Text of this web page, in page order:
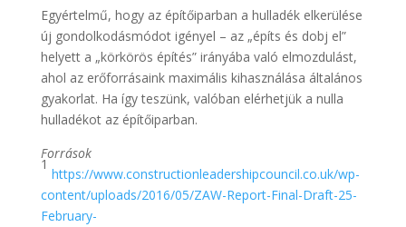
Egyértelmű, hogy az építőiparban a hulladék elkerülése
új gondolkodásmódot igényel – az „építs és dobj el”
helyett a „körkörös építés” irányába való elmozdulást,
ahol az erőforrásaink maximális kihasználása általános
gyakorlat. Ha így teszünk, valóban elérhetjük a nulla
hulladékot az építőiparban.
Források
1
https://www.constructionleadershipcouncil.co.uk/wp-
content/uploads/2016/05/ZAW-Report-Final-Draft-25-
February-